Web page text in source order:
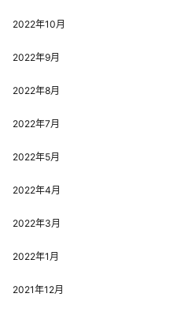
2022年10月
2022年9月
2022年8月
2022年7月
2022年5月
2022年4月
2022年3月
2022年1月
2021年12月